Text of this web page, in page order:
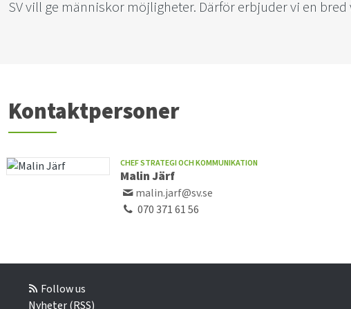
SV vill ge människor möjligheter. Därför erbjuder vi en
Kontaktpersoner
CHEF STRATEGI OCH KOMMUNIKATION
Malin Järf
malin.jarf@sv.se
070 371 61 56
Follow us
Nyheter (RSS)